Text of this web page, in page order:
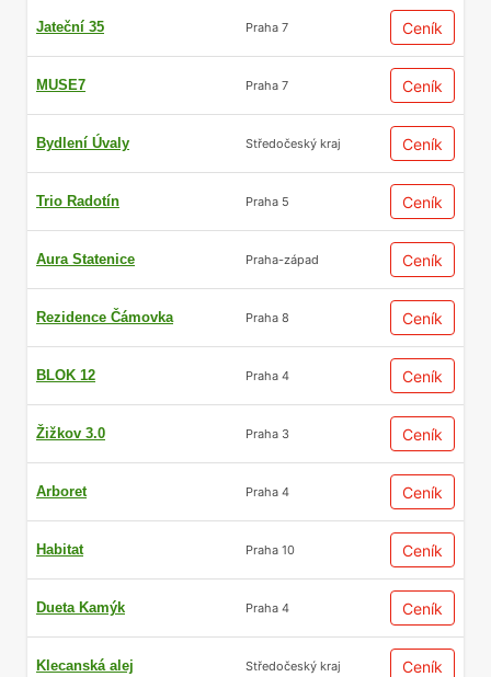
Jateční 35 Praha 7 Ceník
MUSE7 Praha 7 Ceník
Bydlení Úvaly Středočeský kraj Ceník
Trio Radotín Praha 5 Ceník
Aura Statenice Praha-západ Ceník
Rezidence Čámovka Praha 8 Ceník
BLOK 12 Praha 4 Ceník
Žižkov 3.0 Praha 3 Ceník
Arboret Praha 4 Ceník
Habitat Praha 10 Ceník
Dueta Kamýk Praha 4 Ceník
Klecanská alej Středočeský kraj Ceník